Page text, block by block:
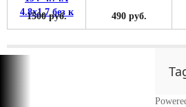
1500 руб. 490 руб.